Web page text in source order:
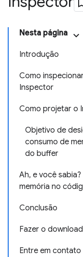
Nesta página
Introdução
Como
Inspector
Como projetar o
Objetivo de
consumo de
do buffer
Ah, e você
memória no
Conclusão
Fazer o
Entre em